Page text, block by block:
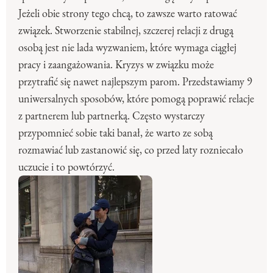
Jeżeli obie strony tego chcą, to zawsze warto ratować
związek. Stworzenie stabilnej, szczerej relacji z drugą
osobą jest nie lada wyzwaniem, które wymaga ciągłej
pracy i zaangażowania. Kryzys w związku może
przytrafić się nawet najlepszym parom. Przedstawiamy 9
uniwersalnych sposobów, które pomogą poprawić relacje
z partnerem lub partnerką. Często wystarczy
przypomnieć sobie taki banał, że warto ze sobą
rozmawiać lub zastanowić się, co przed laty rozniecało
uczucie i to powtórzyć.